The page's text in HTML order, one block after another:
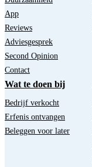
App
Reviews
Adviesgesprek
Second Opinion
Contact
Wat te doen bij
Bedrijf verkocht
Erfenis ontvangen
Beleggen voor later